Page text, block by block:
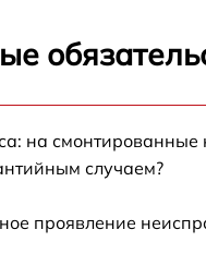
на
случаем?
проявление